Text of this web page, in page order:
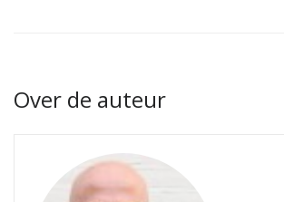
Over de auteur